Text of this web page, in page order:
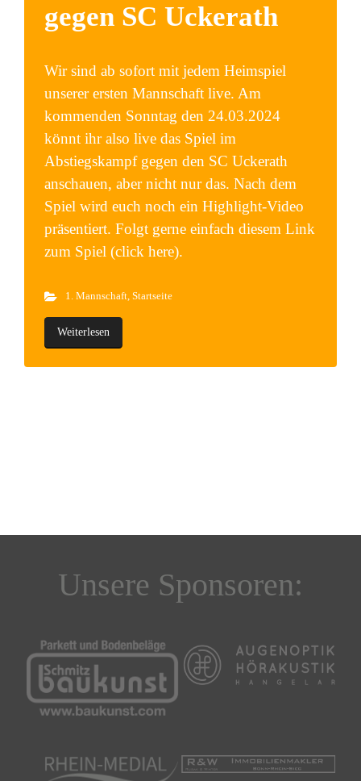
gegen SC Uckerath
Wir sind ab sofort mit jedem Heimspiel
unserer ersten Mannschaft live. Am
kommenden Sonntag den 24.03.2024
könnt ihr also live das Spiel im
Abstiegskampf gegen den SC Uckerath
anschauen, aber nicht nur das. Nach dem
Spiel wird euch noch ein Highlight-Video
präsentiert. Folgt gerne einfach diesem Link
zum Spiel (click here).
1. Mannschaft, Startseite
Weiterlesen
Unsere Sponsoren: